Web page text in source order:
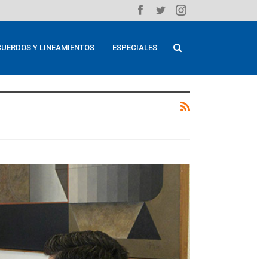
Y LINEAMIENTOS ESPECIALES